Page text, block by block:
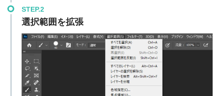
STEP.2
選択範囲を拡張